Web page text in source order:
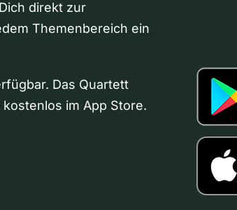
direkt zur
Themenbereich ein
Das Quartett
im App Store.